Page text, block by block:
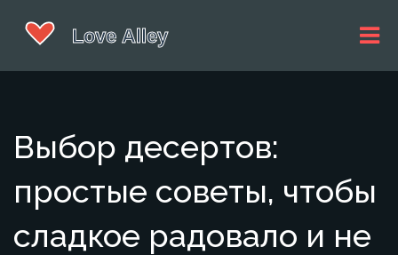
Выбор десертов:
простые советы, чтобы
сладкое радовало и не